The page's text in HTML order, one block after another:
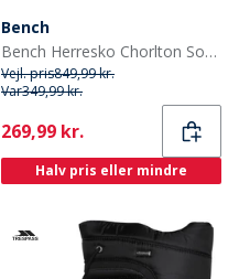
Bench
Bench Herresko Chorlton Sort/Brun
Vejl. pris849,99 kr.
Var349,99 kr.
Current
269,99 kr.
Halv pris eller mindre